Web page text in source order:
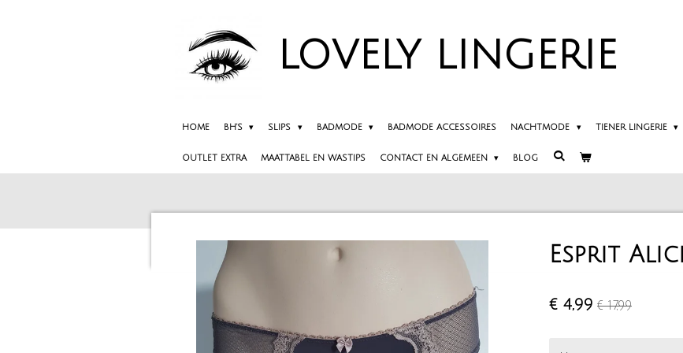
LOVELY LINGERIE
HOME BH'S SLIPS BADMODE BADMODE ACCESSOIRES NACHTMODE TIENER LINGERIE
OUTLET EXTRA MAATTABEL EN WASTIPS CONTACT EN ALGEMEEN BLOG
Esprit
€ 4,99 € 17,99